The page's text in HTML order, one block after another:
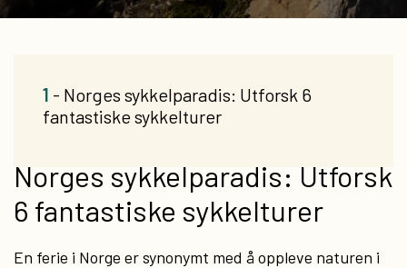
Norges sykkelparadis: Utforsk
6 fantastiske sykkelturer
En ferie i Norge er synonymt med å oppleve naturen i
1 - Norges sykkelparadis: Utforsk 6
fantastiske sykkelturer